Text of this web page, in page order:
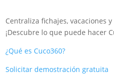
Centraliza fichajes, vacaciones
¡Descubre lo que puede hacer
¿Qué es Cuco360?
Solicitar demostración gratuita